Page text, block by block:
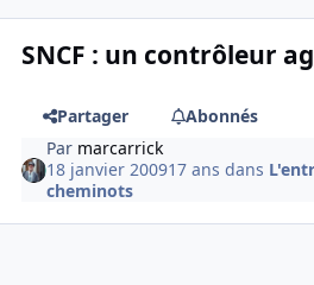
SNCF : un contrôleur
Partager
Abonnés
Par marcarrick
18 janvier 200917 ans dans
cheminots